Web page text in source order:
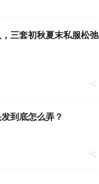
三套初秋夏末私服松弛
到底怎么弄？